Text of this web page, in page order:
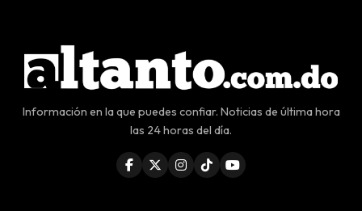
Información en la que puedes confiar. Noticias de última hora
las 24 horas del día.